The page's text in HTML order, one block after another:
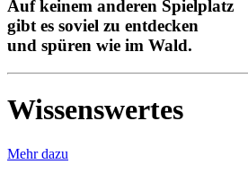
Auf keinem anderen Spielplatz
gibt es soviel zu entdecken
und spüren wie im Wald.
Wissenswertes
Mehr dazu